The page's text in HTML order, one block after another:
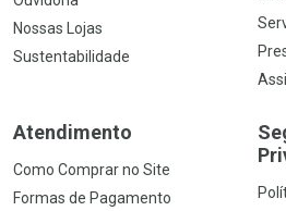
Nossas Lojas
Sustentabilidade
Atendimento
Como Comprar no Site
Formas de Pagamento